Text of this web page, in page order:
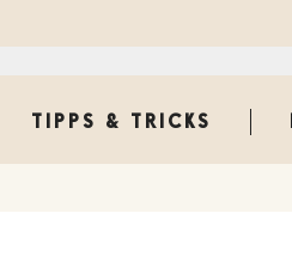
TIPPS & TRICKS